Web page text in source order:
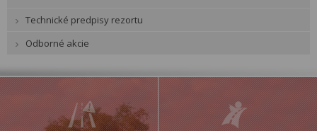
Technické predpisy rezortu
Odborné akcie